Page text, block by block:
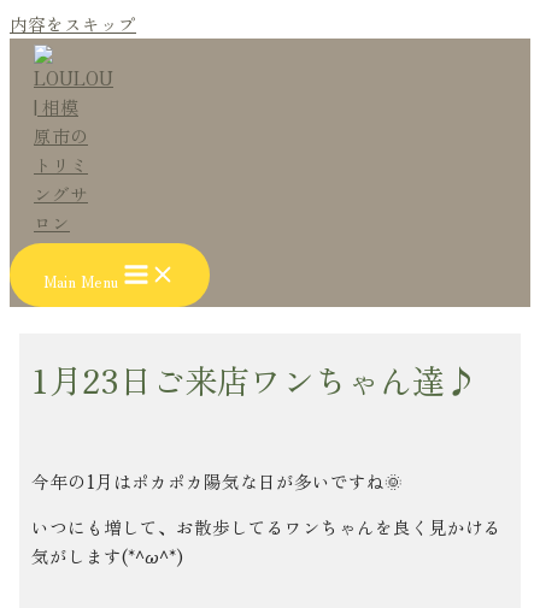
内容をスキップ
Main Menu
1月23日ご来店ワンちゃん達♪
今年の1月はポカポカ陽気な日が多いですね🌞
いつにも増して、お散歩してるワンちゃんを良く見かける
気がします(*^ω^*)